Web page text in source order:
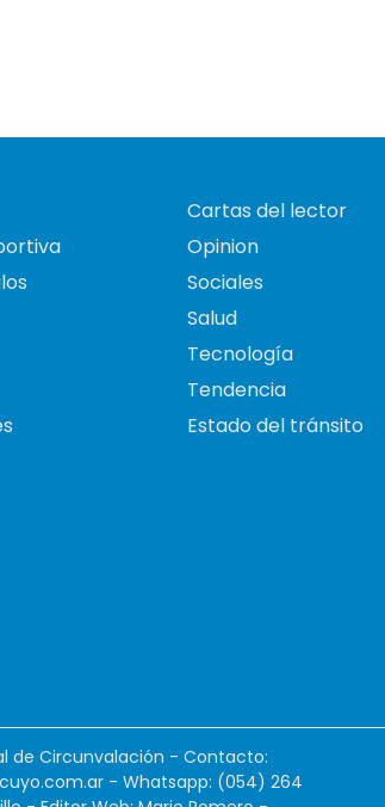
Cartas del lector
Opinion
Sociales
Salud
Tecnología
Tendencia
Estado del tránsito
de Circunvalación - Contacto:
- Whatsapp: (054) 264